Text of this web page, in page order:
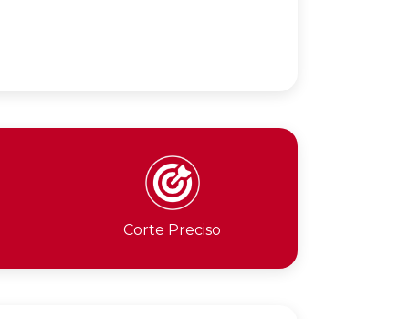
Corte Preciso